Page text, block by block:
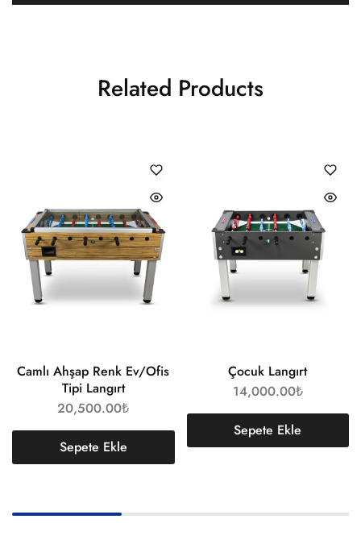
Related Products
Camlı Ahşap Renk Ev/Ofis
Tipi Langırt
20,500.00₺
Sepete Ekle
Çocuk Langırt
14,000.00₺
Sepete Ekle